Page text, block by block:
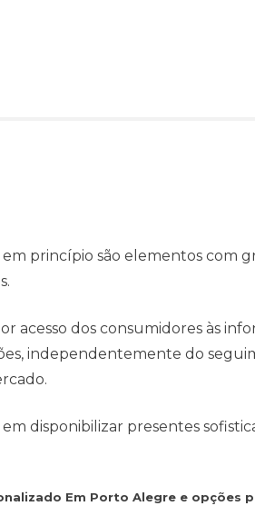
princípio são elementos com
acesso dos consumidores às
independentemente do
disponibilizar presentes
Em Porto Alegre e